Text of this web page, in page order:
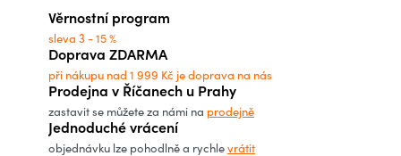
Věrnostní program
sleva 3 - 15 %
Doprava ZDARMA
při nákupu nad 1 999 Kč je doprava na nás
Prodejna v Říčanech u Prahy
zastavit se můžete za námi na prodejně
Jednoduché vrácení
objednávku lze pohodlně a rychlevrátit